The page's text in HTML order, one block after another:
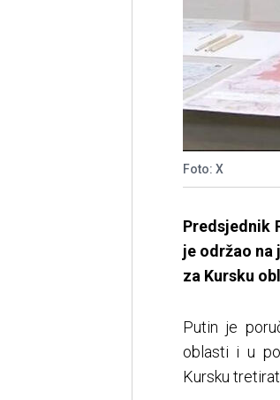
Foto: X
Predsjednik
je održao na
za Kursku
Putin je
oblasti i u
Kursku